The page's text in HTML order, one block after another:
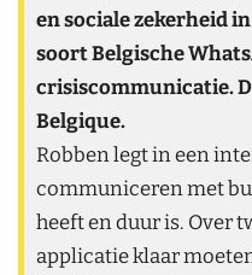
en sociale zekerheid
soort Belgische
crisiscommunicatie.
Belgique.
Robben legt in een
communiceren met
heeft en duur is. Over
applicatie klaar